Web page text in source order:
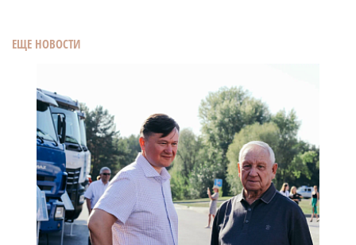
ЕЩЕ НОВОСТИ